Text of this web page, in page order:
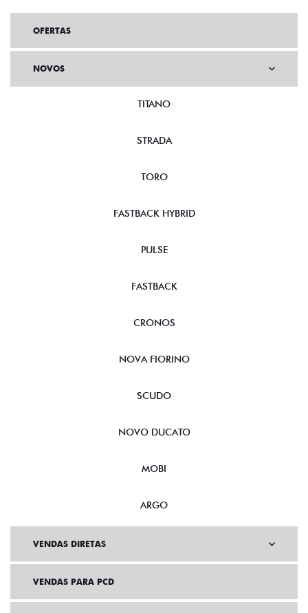
OFERTAS
NOVOS
TITANO
STRADA
TORO
FASTBACK HYBRID
PULSE
FASTBACK
CRONOS
NOVA FIORINO
SCUDO
NOVO DUCATO
MOBI
ARGO
VENDAS DIRETAS
VENDAS PARA PCD